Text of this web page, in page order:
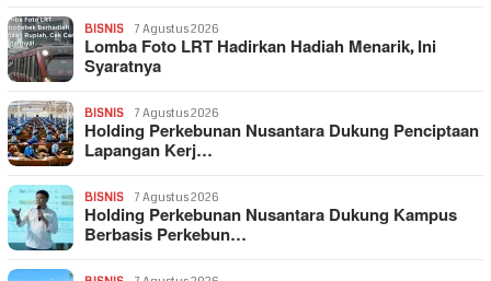
BISNIS 7 Agustus 2026
Lomba Foto LRT Hadirkan Hadiah Menarik, Ini
Syaratnya
BISNIS 7 Agustus 2026
Holding Perkebunan Nusantara Dukung Penciptaan
Lapangan Kerj…
BISNIS 7 Agustus 2026
Holding Perkebunan Nusantara Dukung Kampus
Berbasis Perkebun…